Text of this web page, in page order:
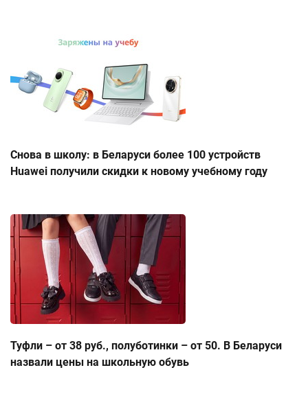
Снова в школу: в Беларуси более 100 устройств
Huawei получили скидки к новому учебному году
Туфли – от 38 руб., полуботинки – от 50. В Беларуси
назвали цены на школьную обувь